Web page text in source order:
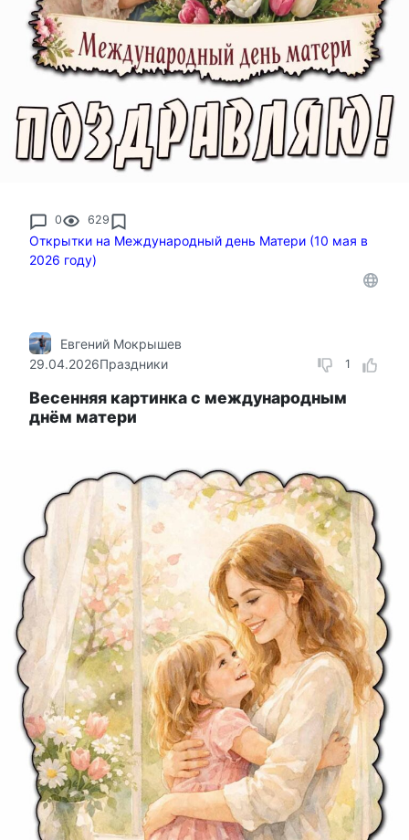
0 629
Открытки на Международный день Матери (10 мая в
2026 году)
1
Евгений Мокрышев
29.04.2026Праздники
Весенняя картинка с международным
днём матери